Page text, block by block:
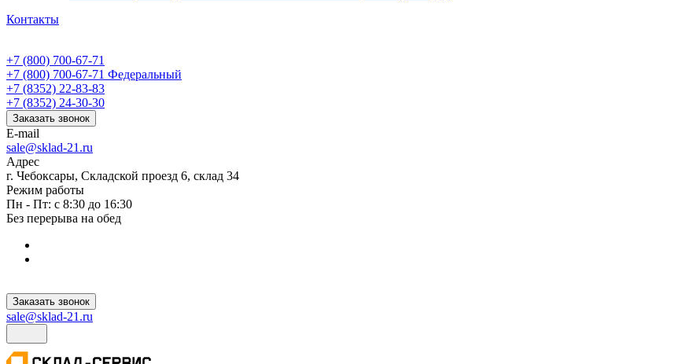
Контакты
+7 (800) 700-67-71
+7 (800) 700-67-71 Федеральный
+7 (8352) 22-83-83
+7 (8352) 24-30-30
Заказать звонок
E-mail
sale@sklad-21.ru
Адрес
г. Чебоксары, Складской проезд 6, склад 34
Режим работы
Пн - Пт: с 8:30 до 16:30
Без перерыва на обед
Заказать звонок
sale@sklad-21.ru